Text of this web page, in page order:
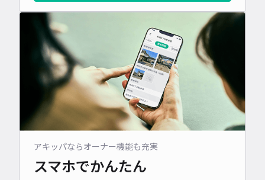
アキッパならオーナー機能も充実
スマホでかんたん